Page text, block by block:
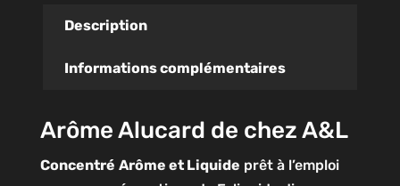
Description
Informations complémentaires
Arôme Alucard de chez A&L
Concentré Arôme et Liquide prêt à l’emploi